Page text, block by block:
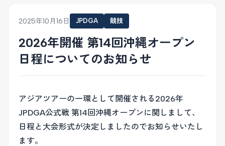
2025年10月16日 JPDGA 競技
2026年開催 第14回沖縄オープン
日程についてのお知らせ
アジアツアーの一環として開催される2026年
JPDGA公式戦 第14回沖縄オープンに関しまして、
日程と大会形式が決定しましたのでお知らせいたし
ます。